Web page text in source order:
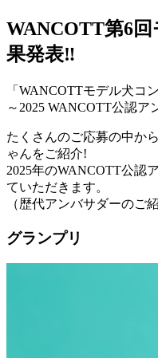
WANCOTT第6
果発表‼
「WANCOTTモデル犬コ
～2025 WANCOTT公認ア
たくさんのご応募の中か
ゃんをご紹介!
2025年のWANCOTT公認
ていただきます。
（歴代アンバサダーのご
グランプリ